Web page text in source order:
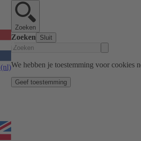
(nl)
Zoeken
Zoeken Sluit
We hebben je toestemming voor cookies
Geef toestemming